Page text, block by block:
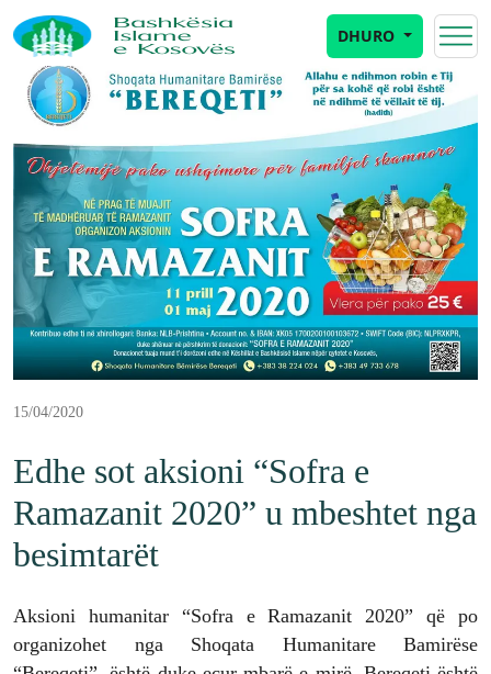
DHURO
15/04/2020
Edhe sot aksioni “Sofra e
Ramazanit 2020” u mbeshtet nga
besimtarët
Aksioni humanitar “Sofra e Ramazanit 2020” që po
organizohet nga Shoqata Humanitare Bamirëse